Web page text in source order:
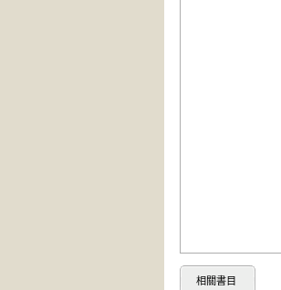
相關書目